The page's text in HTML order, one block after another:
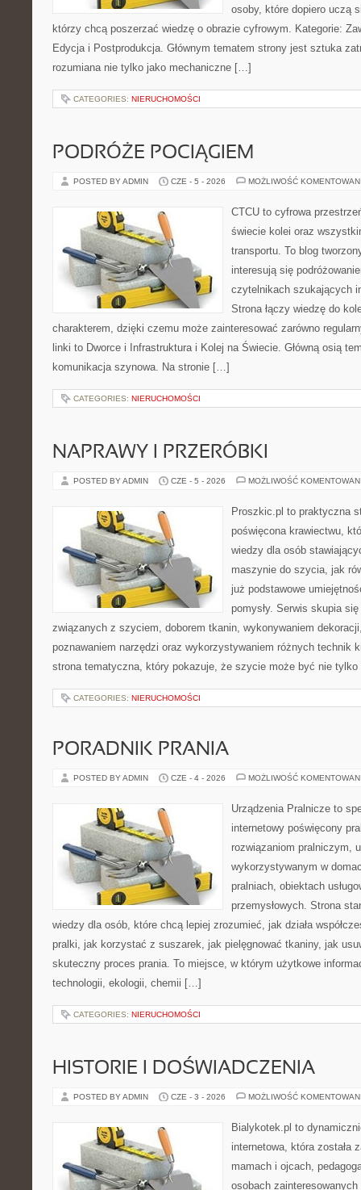
osoby, które dopiero uczą
którzy chcą poszerzać wiedzę o obrazie cyfrowym. Kategorie:
Edycja i Postprodukcja. Głównym tematem strony jest sztuka
rozumiana nie tylko jako mechaniczne […]
CATEGORIES: NIERUCHOMOŚCI
PODRÓŻE POCIĄGIEM
POSTED BY ADMIN CZE - 5 - 2026 MOŻLIWOŚĆ
CTCU to cyfrowa
świecie kolei oraz
transportu. To blog
interesują się
czytelnikach szukających
Strona łączy wiedzę do
charakterem, dzięki czemu może zainteresować zarówno
linki to Dworce i Infrastruktura i Kolej na Świecie. Główną osią
komunikacja szynowa. Na stronie […]
CATEGORIES: NIERUCHOMOŚCI
NAPRAWY I PRZERÓBKI
POSTED BY ADMIN CZE - 5 - 2026 MOŻLIWOŚĆ
Proszkic.pl to praktyczna
poświęcona krawiectwu,
wiedzy dla osób
maszynie do szycia, jak
już podstawowe
pomysły. Serwis skupia
związanych z szyciem, doborem tkanin, wykonywaniem
poznawaniem narzędzi oraz wykorzystywaniem różnych technik
strona tematyczna, który pokazuje, że szycie może być nie
CATEGORIES: NIERUCHOMOŚCI
PORADNIK PRANIA
POSTED BY ADMIN CZE - 4 - 2026 MOŻLIWOŚĆ
Urządzenia Pralnicze to
internetowy poświęcony
rozwiązaniom pralniczym,
wykorzystywanym w
pralniach, obiektach
przemysłowych. Strona
wiedzy dla osób, które chcą lepiej zrozumieć, jak działa
pralki, jak korzystać z suszarek, jak pielęgnować tkaniny, jak
skuteczny proces prania. To miejsce, w którym użytkowe
technologii, ekologii, chemii […]
CATEGORIES: NIERUCHOMOŚCI
HISTORIE I DOŚWIADCZENIA
POSTED BY ADMIN CZE - 3 - 2026 MOŻLIWOŚĆ
Bialykotek.pl to
internetowa, która została
mamach i ojcach,
osobach